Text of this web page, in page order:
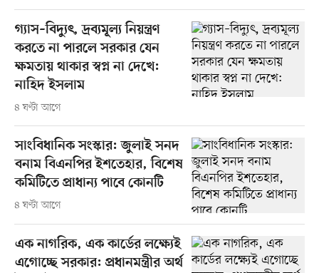
গ্যাস–বিদ্যুৎ, দ্রব্যমূল্য নিয়ন্ত্রণ
করতে না পারলে সরকার যেন
ক্ষমতায় থাকার স্বপ্ন না দেখে:
নাহিদ ইসলাম
৪ ঘণ্টা আগে
সাংবিধানিক সংস্কার: জুলাই সনদ
বনাম বিএনপির ইশতেহার, বিশেষ
কমিটিতে প্রাধান্য পাবে কোনটি
৪ ঘণ্টা আগে
এক নাগরিক, এক কার্ডের লক্ষ্যেই
এগোচ্ছে সরকার: প্রধানমন্ত্রীর অর্থ